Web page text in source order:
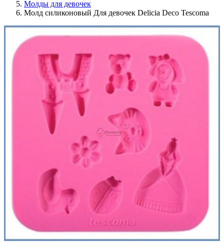
Молды для девочек
Молд силиконовый Для девочек Delicia Deco Tescoma